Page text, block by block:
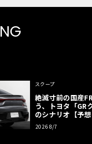
として、ミュンヘン市
、専門家だけでなく、広
だけではない。CLAか
巻の布陣
におけるメルセデス・
GLCだけにとどまらない
スクープ
絶滅寸前の国産
う、トヨタ「GR
のシナリオ【予想
2026 8/7